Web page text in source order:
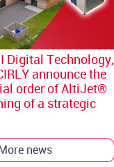
Digital Technology,
announce the
order of AltiJet®
of a strategic
news